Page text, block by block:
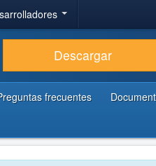
Descargar
frecuentes